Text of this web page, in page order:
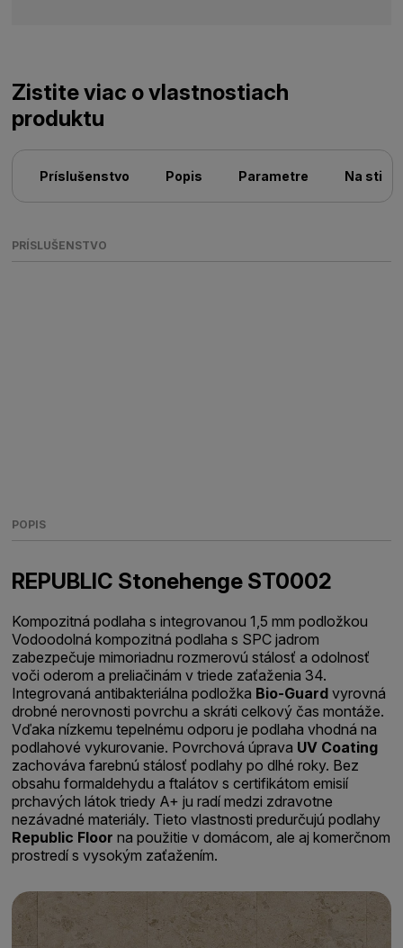
Zistite viac o vlastnostiach
produktu
Príslušenstvo Popis Parametre Na
PRÍSLUŠENSTVO
POPIS
REPUBLIC Stonehenge ST0002
Kompozitná podlaha s integrovanou 1,5 mm podložkou
Vodoodolná kompozitná podlaha s SPC jadrom
zabezpečuje mimoriadnu rozmerovú stálosť a odolnosť
voči oderom a preliačinám v triede zaťaženia 34.
Integrovaná antibakteriálna podložka Bio-Guard vyrovná
drobné nerovnosti povrchu a skráti celkový čas montáže.
Vďaka nízkemu tepelnému odporu je podlaha vhodná na
podlahové vykurovanie. Povrchová úprava UV Coating
zachováva farebnú stálosť podlahy po dlhé roky. Bez
obsahu formaldehydu a ftalátov s certifikátom emisií
prchavých látok triedy A+ ju radí medzi zdravotne
nezávadné materiály. Tieto vlastnosti predurčujú podlahy
Republic Floor na použitie v domácom, ale aj komerčnom
prostredí s vysokým zaťažením.